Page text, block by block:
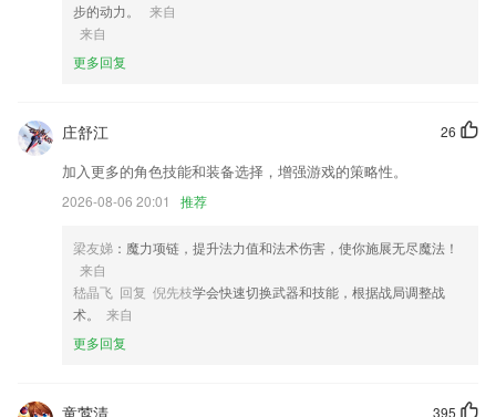
5,专业学习系统:通过每日任务化的学习系统,学课程,做作业,完成测试查
看学习报告,让学习有章可循,不再拖延;
6,每天都会有优惠券进行发放，2265所有的课程都可以优惠购买，让你可
苹果娱乐网址软件优势
1.合作企业招收大量员工，各种工作岗位任你挑选，有实力就能成功就
3.乔登自主研发的教材
4.界面简洁且便捷好用，各种绘画素材等都是免费提供的。
5.：专业的直播教育课程，让你轻松的在线学习专业知识；
步的动力。
来自
来自
更多回复
26
庄舒江
加入更多的角色技能和装备选择，增强游戏的策略性。
2026-08-06 20:01 推荐
梁友娣 ：魔力项链，提升法力值和法术伤害，使你施展无尽魔法！
来自
嵇晶飞 回复 倪先枝学会快速切换武器和技能，根据战局调整战
术。
来自
更多回复
395
童莺清